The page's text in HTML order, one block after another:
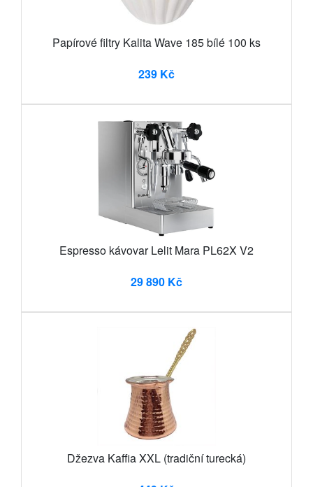
Papírové filtry Kalita Wave 185 bílé 100 ks
239 Kč
Espresso kávovar Lelit Mara PL62X V2
29 890 Kč
Džezva Kaffia XXL (tradiční turecká)